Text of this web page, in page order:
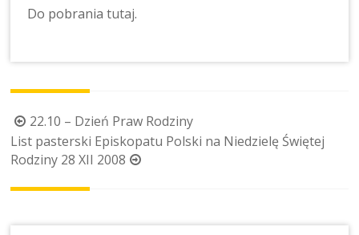
Do pobraniatutaj.
Post
navigation
22.10 – Dzień Praw Rodziny
List pasterski Episkopatu Polski na Niedzielę Świętej
Rodziny 28 XII 2008